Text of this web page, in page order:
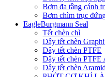
Bơm đa tầng cánh
Bơm chìm trục
EagleBurgmann Seal
Tết chèn chì
Dây tết chèn
Dây tết chèn PTFE
Dây tết chèn PTFE
Dây tết chèn Aramid